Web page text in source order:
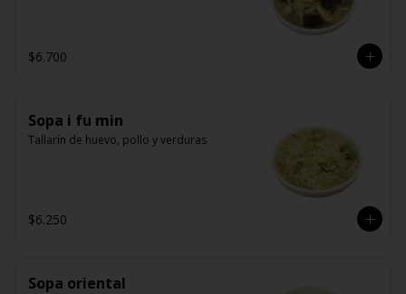
$6.700
Sopa i fu min
Tallarín de huevo, pollo y verduras
$6.250
Sopa oriental